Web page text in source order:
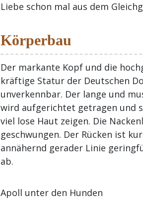
Liebe schon mal aus dem
Körperbau
Der markante Kopf und die
kräftige Statur der Deutschen
unverkennbar. Der lange und
wird aufgerichtet getragen und
viel lose Haut zeigen. Die
geschwungen. Der Rücken ist
annähernd gerader Linie
ab.
Apoll unter den Hunden